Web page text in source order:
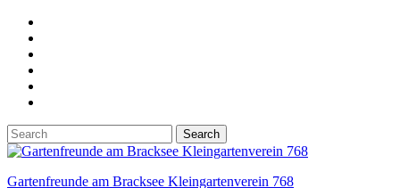
Skip
content
Search
for:
Gartenfreunde am Bracksee Kleingartenverein 768